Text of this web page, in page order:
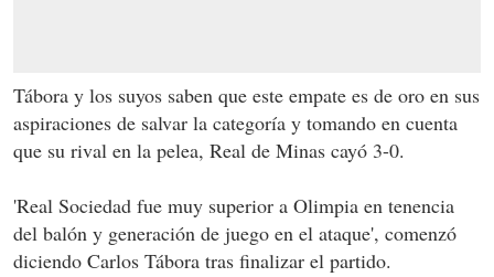
Tábora y los suyos saben que este empate es de oro en sus
aspiraciones de salvar la categoría y tomando en cuenta
que su rival en la pelea, Real de Minas cayó 3-0.
'Real Sociedad fue muy superior a Olimpia en tenencia
del balón y generación de juego en el ataque', comenzó
diciendo Carlos Tábora tras finalizar el partido.